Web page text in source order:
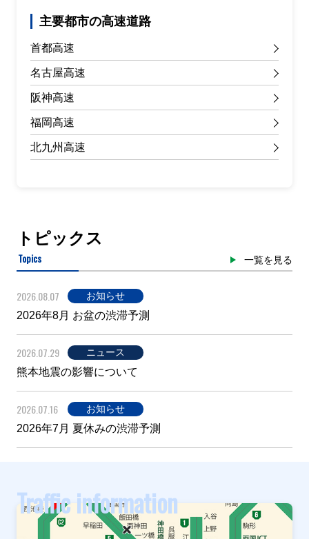
主要都市の高速道路
首都高速
名古屋高速
阪神高速
福岡高速
北九州高速
トピックス
Topics 一覧を見る
2026.08.07 お知らせ
2026年8月 お盆の渋滞予測
2026.07.29 ニュース
熊本地震の影響について
2026.07.16 お知らせ
2026年7月 夏休みの渋滞予測
Traffic information